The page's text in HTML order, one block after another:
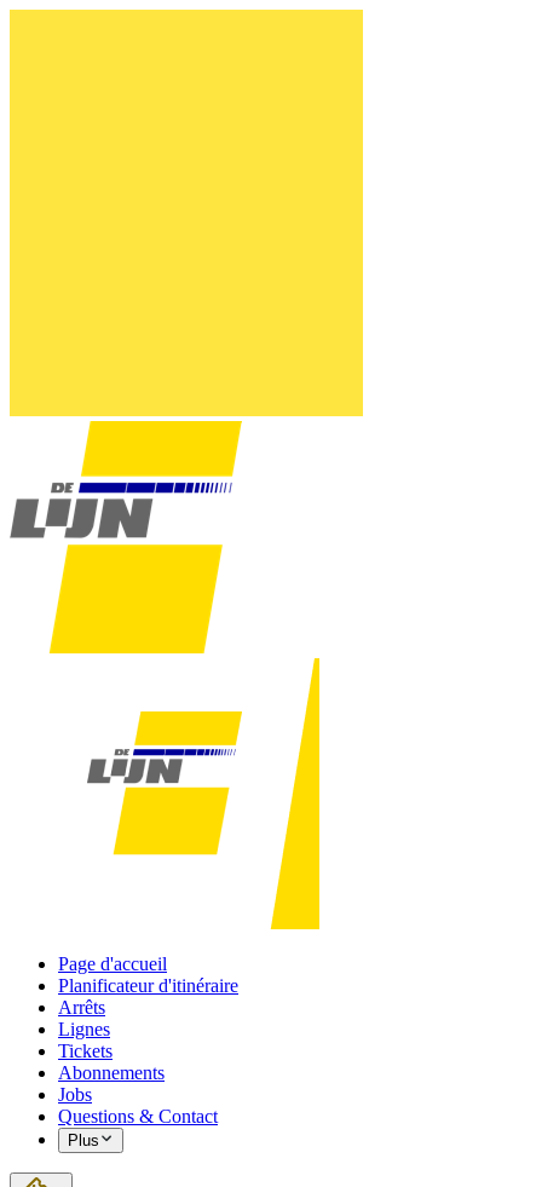
Page d'accueil
Planificateur d'itinéraire
Arrêts
Lignes
Tickets
Abonnements
Jobs
Questions & Contact
Plus